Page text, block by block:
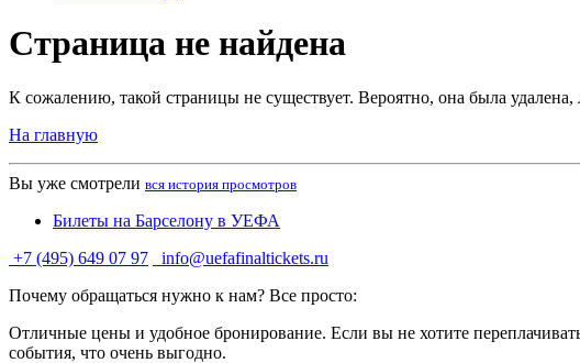
Страница не найдена
К сожалению, такой страницы не существует. Вероятно, она была удалена,
На главную
Вы уже смотрели вся история просмотров
Билеты на Барселону в УЕФА
+7 (495) 649 07 97
info@uefafinaltickets.ru
Почему обращаться нужно к нам? Все просто:
Отличные цены и удобное бронирование. Если вы не хотите
события, что очень выгодно.